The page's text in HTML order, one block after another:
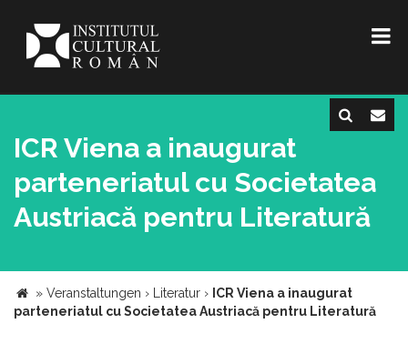
ICR Viena a inaugurat
parteneriatul cu Societatea
Austriacă pentru Literatură
» Veranstaltungen › Literatur › ICR Viena a inaugurat
parteneriatul cu Societatea Austriacă pentru Literatură